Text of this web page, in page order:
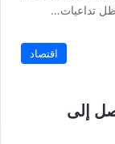
تداعيات…
اقتصاد
إلى